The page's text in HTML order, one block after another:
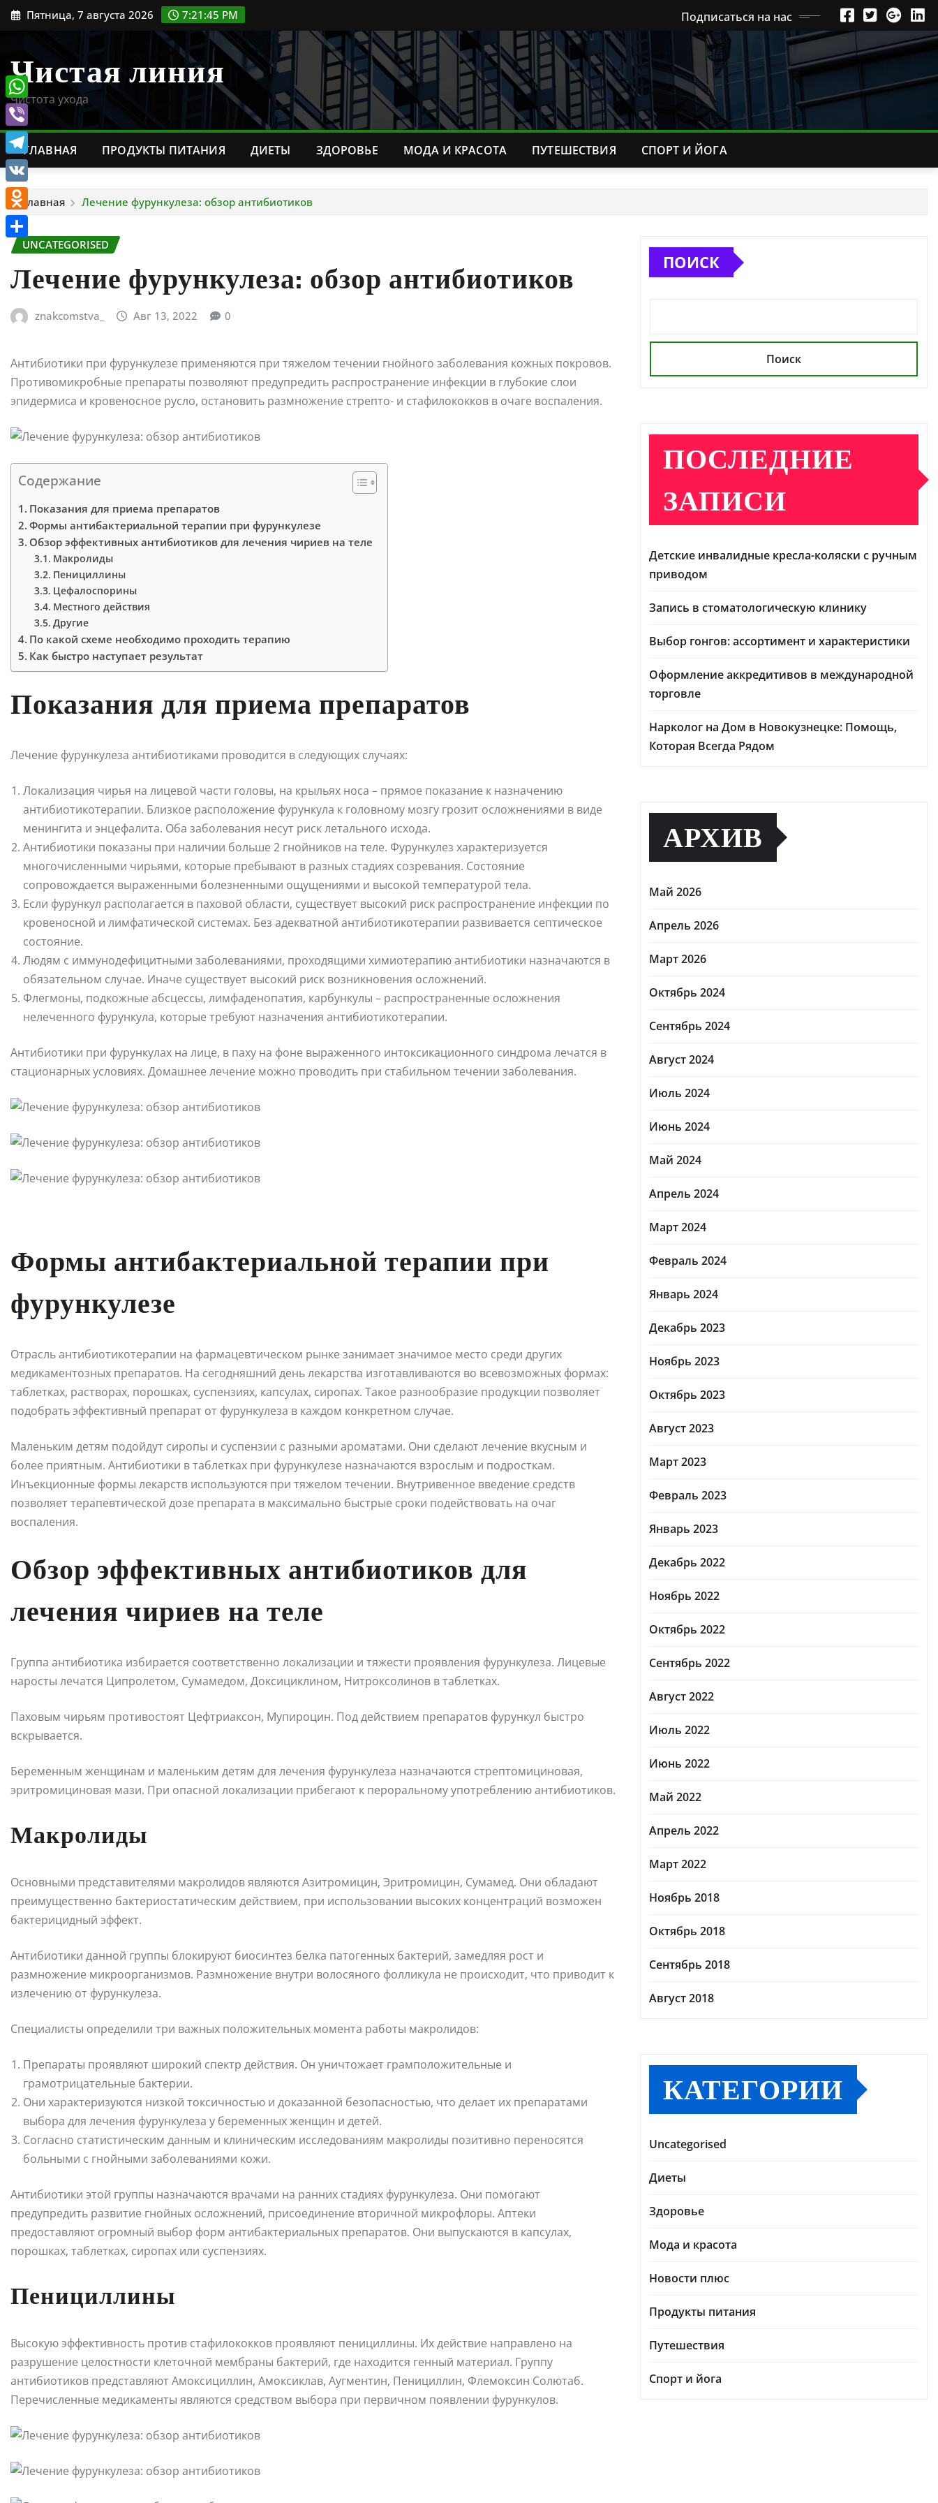
ПерейтиПятница, 7 августа 2026 7:21:46 PM Подписаться на нас
Чистая линия
Чистота ухода
ГЛАВНАЯ ПРОДУКТЫ ПИТАНИЯ ДИЕТЫ ЗДОРОВЬЕ МОДА И КРАСОТА ПУТЕШЕСТВИЯ СПОРТ И ЙОГА
Главная Лечение фурункулеза: обзор антибиотиков
UNCATEGORISED
Лечение фурункулеза: обзор антибиотиков
znakcomstva_ Авг 13, 2022 0
Антибиотики при фурункулезе применяются при тяжелом течении гнойного заболевания кожных покровов.
Противомикробные препараты позволяют предупредить распространение инфекции в глубокие слои
эпидермиса и кровеносное русло, остановить размножение стрепто- и стафилококков в очаге воспаления.
Содержание
Показания для приема препаратов
Формы антибактериальной терапии при фурункулезе
Обзор эффективных антибиотиков для лечения чириев на теле
Макролиды
Пенициллины
Цефалоспорины
Местного действия
Другие
По какой схеме необходимо проходить терапию
Как быстро наступает результат
Показания для приема препаратов
Лечение фурункулеза антибиотиками проводится в следующих случаях:
Локализация чирья на лицевой части головы, на крыльях носа – прямое показание к назначению
антибиотикотерапии. Близкое расположение фурункула к головному мозгу грозит осложнениями в виде
менингита и энцефалита. Оба заболевания несут риск летального исхода.
Антибиотики показаны при наличии больше 2 гнойников на теле. Фурункулез характеризуется
многочисленными чирьями, которые пребывают в разных стадиях созревания. Состояние
сопровождается выраженными болезненными ощущениями и высокой температурой тела.
Если фурункул располагается в паховой области, существует высокий риск распространение инфекции по
кровеносной и лимфатической системах. Без адекватной антибиотикотерапии развивается септическое
состояние.
Людям с иммунодефицитными заболеваниями, проходящими химиотерапию антибиотики назначаются в
обязательном случае. Иначе существует высокий риск возникновения осложнений.
Флегмоны, подкожные абсцессы, лимфаденопатия, карбункулы – распространенные осложнения
нелеченного фурункула, которые требуют назначения антибиотикотерапии.
Антибиотики при фурункулах на лице, в паху на фоне выраженного интоксикационного синдрома лечатся в
стационарных условиях. Домашнее лечение можно проводить при стабильном течении заболевания.
Формы антибактериальной терапии при
фурункулезе
Отрасль антибиотикотерапии на фармацевтическом рынке занимает значимое место среди других
медикаментозных препаратов. На сегодняшний день лекарства изготавливаются во всевозможных формах:
таблетках, растворах, порошках, суспензиях, капсулах, сиропах. Такое разнообразие продукции позволяет
подобрать эффективный препарат от фурункулеза в каждом конкретном случае.
Маленьким детям подойдут сиропы и суспензии с разными ароматами. Они сделают лечение вкусным и
более приятным. Антибиотики в таблетках при фурункулезе назначаются взрослым и подросткам.
Инъекционные формы лекарств используются при тяжелом течении. Внутривенное введение средств
позволяет терапевтической дозе препарата в максимально быстрые сроки подействовать на очаг
воспаления.
Обзор эффективных антибиотиков для
лечения чириев на теле
Группа антибиотика избирается соответственно локализации и тяжести проявления фурункулеза. Лицевые
наросты лечатся Ципролетом, Сумамедом, Доксициклином, Нитроксолинов в таблетках.
Паховым чирьям противостоят Цефтриаксон, Мупироцин. Под действием препаратов фурункул быстро
вскрывается.
Беременным женщинам и маленьким детям для лечения фурункулеза назначаются стрептомициновая,
эритромициновая мази. При опасной локализации прибегают к пероральному употреблению антибиотиков.
Макролиды
Основными представителями макролидов являются Азитромицин, Эритромицин, Сумамед. Они обладают
преимущественно бактериостатическим действием, при использовании высоких концентраций возможен
бактерицидный эффект.
Антибиотики данной группы блокируют биосинтез белка патогенных бактерий, замедляя рост и
размножение микроорганизмов. Размножение внутри волосяного фолликула не происходит, что приводит к
излечению от фурункулеза.
Специалисты определили три важных положительных момента работы макролидов:
Препараты проявляют широкий спектр действия. Он уничтожает грамположительные и
грамотрицательные бактерии.
Они характеризуются низкой токсичностью и доказанной безопасностью, что делает их препаратами
выбора для лечения фурункулеза у беременных женщин и детей.
Согласно статистическим данным и клиническим исследованиям макролиды позитивно переносятся
больными с гнойными заболеваниями кожи.
Антибиотики этой группы назначаются врачами на ранних стадиях фурункулеза. Они помогают
предупредить развитие гнойных осложнений, присоединение вторичной микрофлоры. Аптеки
предоставляют огромный выбор форм антибактериальных препаратов. Они выпускаются в капсулах,
порошках, таблетках, сиропах или суспензиях.
Пенициллины
Высокую эффективность против стафилококков проявляют пенициллины. Их действие направлено на
разрушение целостности клеточной мембраны бактерий, где находится генный материал. Группу
антибиотиков представляют Амоксициллин, Амоксиклав, Аугментин, Пенициллин, Флемоксин Солютаб.
Перечисленные медикаменты являются средством выбора при первичном появлении фурункулов.
ПОИСК
Поиск
ПОСЛЕДНИЕ
ЗАПИСИ
Детские инвалидные кресла-коляски с ручным
приводом
Запись в стоматологическую клинику
Выбор гонгов: ассортимент и характеристики
Оформление аккредитивов в международной
торговле
Нарколог на Дом в Новокузнецке: Помощь,
Которая Всегда Рядом
АРХИВ
Май 2026
Апрель 2026
Март 2026
Октябрь 2024
Сентябрь 2024
Август 2024
Июль 2024
Июнь 2024
Май 2024
Апрель 2024
Март 2024
Февраль 2024
Январь 2024
Декабрь 2023
Ноябрь 2023
Октябрь 2023
Август 2023
Март 2023
Февраль 2023
Январь 2023
Декабрь 2022
Ноябрь 2022
Октябрь 2022
Сентябрь 2022
Август 2022
Июль 2022
Июнь 2022
Май 2022
Апрель 2022
Март 2022
Ноябрь 2018
Октябрь 2018
Сентябрь 2018
Август 2018
КАТЕГОРИИ
Uncategorised
Диеты
Здоровье
Мода и красота
Новости плюс
Продукты питания
Путешествия
Спорт и йога
WhatsApp
Viber
Telegram
VK
Odnoklassniki
Отправить